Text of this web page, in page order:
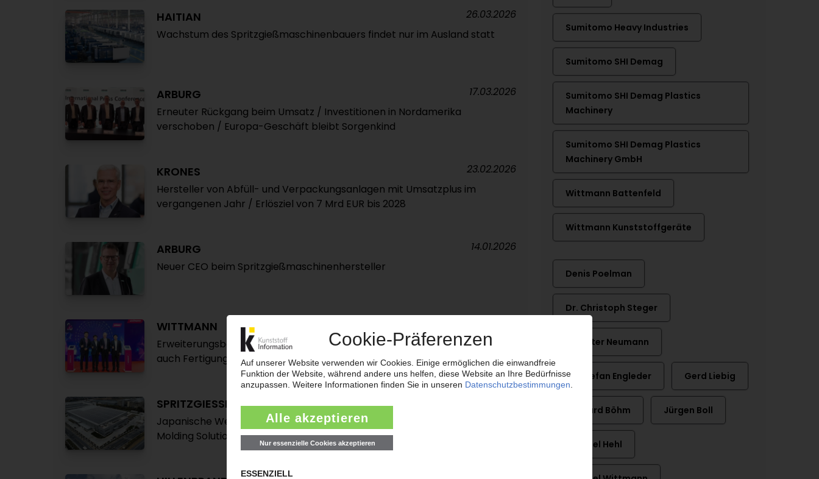
HAITIAN
Wachstum des Spritzgießmaschinenbauers findet nur im Ausland statt
26.03.2026
ARBURG
Erneuter Rückgang beim Umsatz / Investitionen in Nordamerika
verschoben / Europa-Geschäft bleibt Sorgenkind
17.03.2026
KRONES
Hersteller von Abfüll- und Verpackungsanlagen mit Umsatzplus im
vergangenen Jahr / Erlösziel von 7 Mrd EUR bis 2028
23.02.2026
ARBURG
Neuer CEO beim Spritzgießmaschinenhersteller
14.01.2026
WITTMANN
Erweiterungsbau am chinesischen Standort Kunshan eingeweiht / Nun
auch Fertigung von Spritzgießmaschinen
SPRITZGIESSMASCHINENBAU
Japanische Wettbewerber Nissei und Toyo schließen sich zur Global
Molding Solutions Group zusammen
Sumitomo Heavy Industries
Sumitomo SHI Demag
Sumitomo SHI Demag Plastics
Machinery
Sumitomo SHI Demag Plastics
Machinery GmbH
Wittmann Battenfeld
Wittmann Kunststoffgeräte
Denis Poelman
Dr. Christoph Steger
Dr. Peter Neumann
Dr. Stefan Engleder Gerd Liebig
Gerhard Böhm Jürgen Boll
Michael Hehl